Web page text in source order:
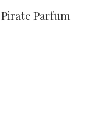
Parfum